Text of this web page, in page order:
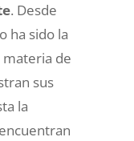
. Desde
ha sido la
de
sus
la